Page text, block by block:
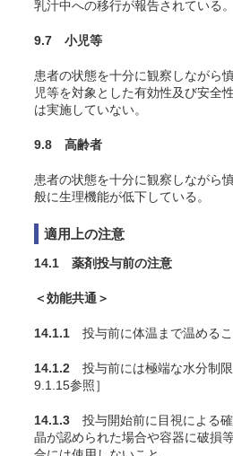
乳汁中への移行が報告されている。
9.7 小児等
患者の状態を十分に観察しながら
児等を対象とした有効性及び安全
は実施していない。
9.8 高齢者
患者の状態を十分に観察しながら
般に生理機能が低下している。
適用上の注意
14.1 薬剤投与前の注意
＜効能共通＞
14.1.1 投与前に体温まで温めるこ
14.1.2 投与前には極端な水分制限
9.1.15参照］
14.1.3 投与開始前に目視による
晶が認められた場合や容器に破損